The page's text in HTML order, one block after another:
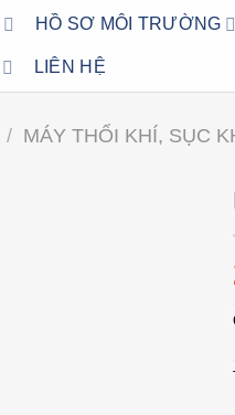
HỒ SƠ MÔI TRƯỜNG
LIÊN HỆ
/ MÁY THỔI KHÍ, SỤC